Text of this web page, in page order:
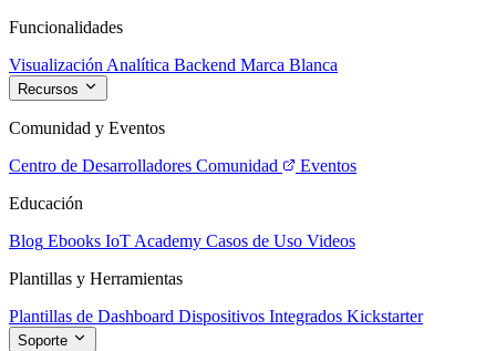
Funcionalidades
Visualización Analítica Backend Marca Blanca
Recursos
Comunidad y Eventos
Centro de Desarrolladores Comunidad
Eventos
Educación
Blog Ebooks IoT Academy Casos de Uso Videos
Plantillas y Herramientas
Plantillas de Dashboard Dispositivos Integrados Kickstarter
Soporte